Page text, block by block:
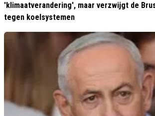
'klimaatverandering', maar verzwijgt de
tegen koelsystemen